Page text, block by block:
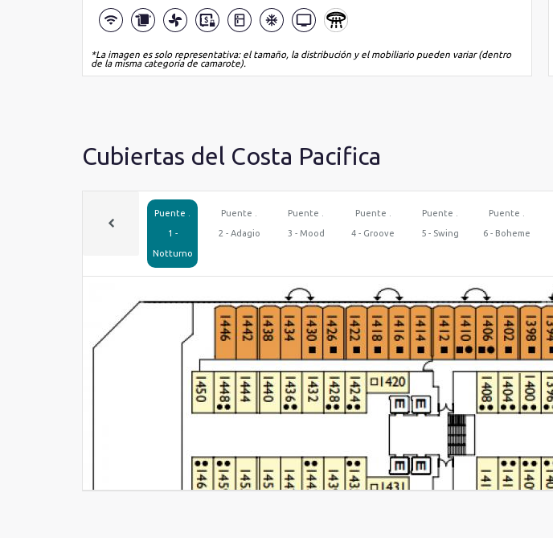
*La imagen es solo representativa: el tamaño, la distribución y el mobiliario pueden variar (dentro
de la misma categoría de camarote).
Cubiertas del Costa Pacifica
Puente .
1 -
Notturno
Puente .
2 - Adagio
Puente .
3 - Mood
Puente .
4 - Groove
Puente .
5 - Swing
Puente .
6 - Boheme